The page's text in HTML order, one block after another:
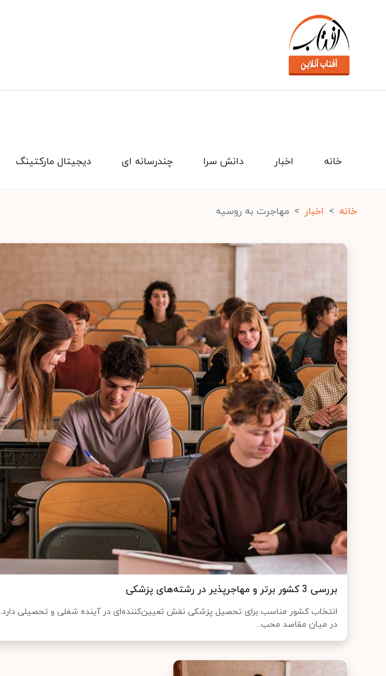
دیجیتال مارکتینگ چندرسانه ای دانش سرا اخبار خانه
خانه اخبار مهاجرت به روسیه
بررسی 3 کشور برتر و مهاجرپذیر در رشته‌های پزشکی
انتخاب کشور مناسب برای تحصیل پزشکی نقش تعیین‌کننده‌ای در آینده شغلی و تحصیلی دارد.
در میان مقاصد محب...